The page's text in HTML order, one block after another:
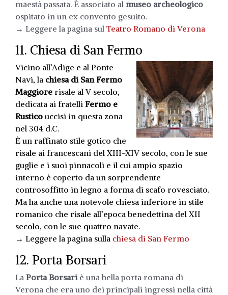
maestà passata. È associato al museo archeologico
ospitato in un ex convento gesuito.
→ Leggere la pagina sul Teatro Romano di Verona
11. Chiesa di San Fermo
Vicino all’Adige e al Ponte
Navi, la chiesa di San Fermo
Maggiore risale al V secolo,
dedicata ai fratelli Fermo e
Rustico uccisi in questa zona
nel 304 d.C.
È un raffinato stile gotico che
risale ai francescani del XIII-XIV secolo, con le sue
guglie e i suoi pinnacoli e il cui ampio spazio
interno è coperto da un sorprendente
controsoffitto in legno a forma di scafo rovesciato.
Ma ha anche una notevole chiesa inferiore in stile
romanico che risale all’epoca benedettina del XII
secolo, con le sue quattro navate.
→ Leggere la pagina sulla chiesa di San Fermo
12. Porta Borsari
La Porta Borsari è una bella porta romana di
Verona che era uno dei principali ingressi nella città